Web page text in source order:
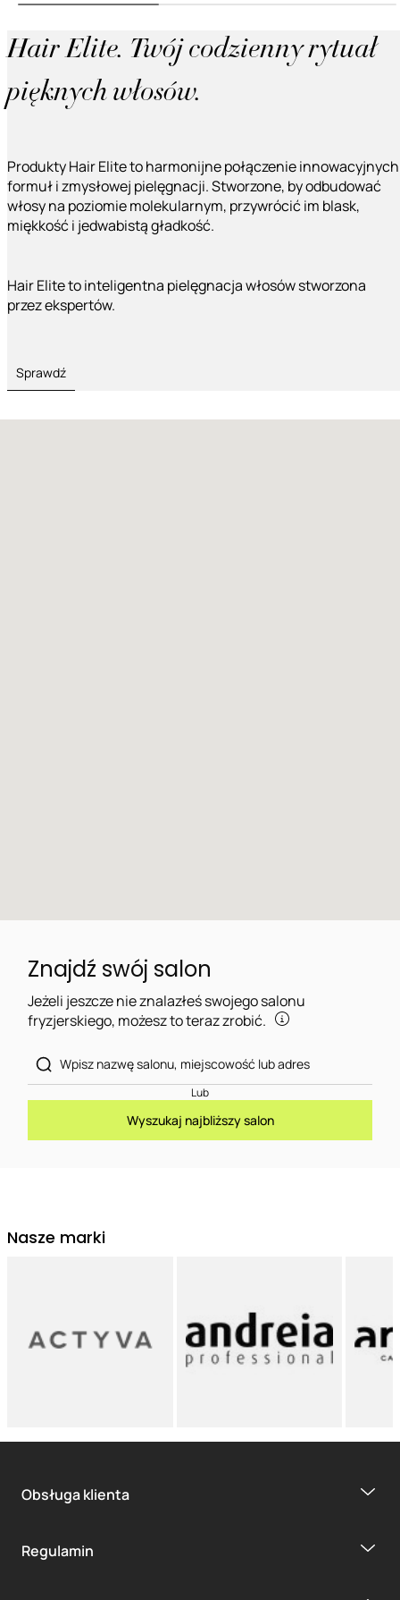
Hair Elite. Twój codzienny rytuał
pięknych włosów.
Produkty Hair Elite to harmonijne połączenie innowacyjnych
formuł i zmysłowej pielęgnacji. Stworzone, by odbudować
włosy na poziomie molekularnym, przywrócić im blask,
miękkość i jedwabistą gładkość.
Hair Elite to inteligentna pielęgnacja włosów stworzona
przez ekspertów.
Sprawdź
Znajdź swój salon
Jeżeli jeszcze nie znalazłeś swojego salonu
fryzjerskiego, możesz to teraz zrobić.
Lub
Wyszukaj najbliższy salon
Nasze marki
Obsługa klienta
Regulamin